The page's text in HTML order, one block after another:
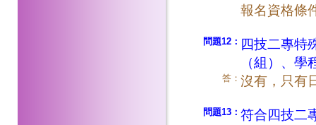
報名資格條
問題12： 四技二專特
（組）、學
答： 沒有，只有
問題13： 符合四技二